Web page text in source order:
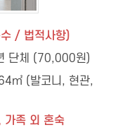
/ 법적사항)
단체 (70,000원)
㎡ (발코니, 현관,
가족 외 혼숙